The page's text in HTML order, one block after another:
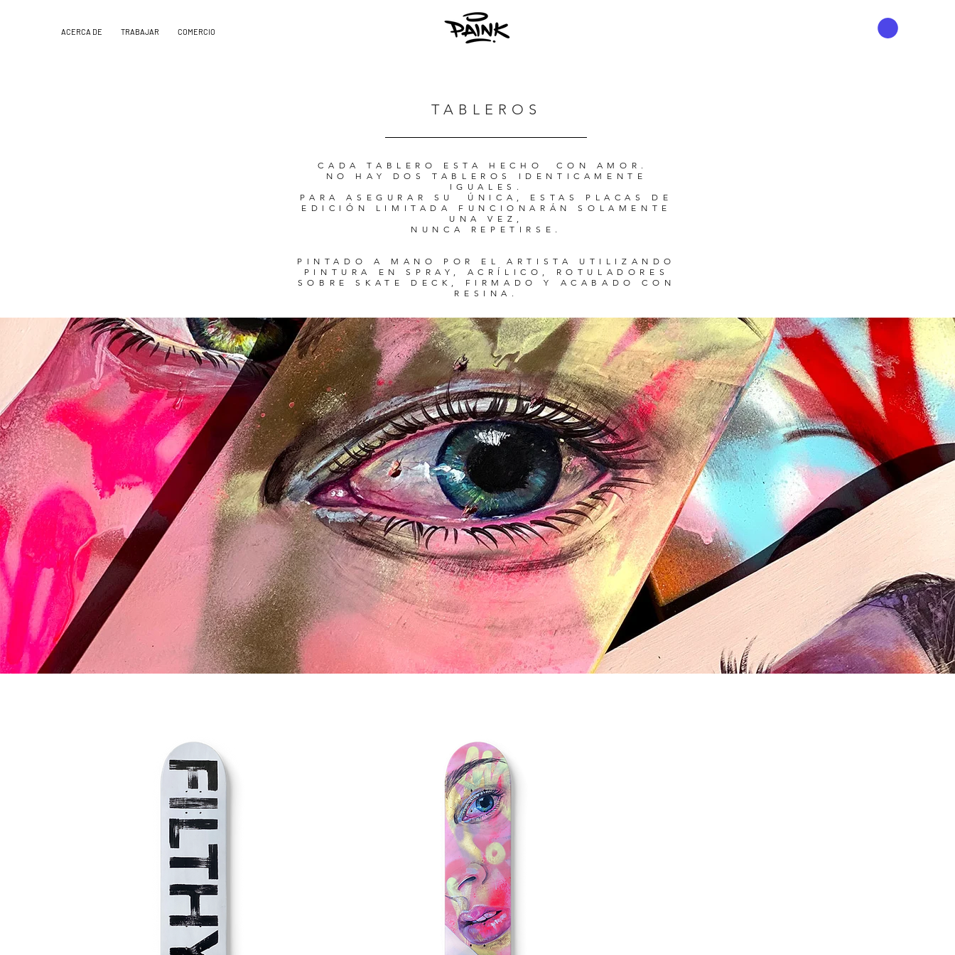
ACERCA DE TRABAJAR COMERCIO
TABLEROS
CADA TABLERO ESTA HECHO CON AMOR.
NO HAY DOS TABLEROS IDENTICAMENTE
IGUALES.
PARA ASEGURAR SU ÚNICA, ESTAS PLACAS DE
EDICIÓN LIMITADA FUNCIONARÁN SOLAMENTE
UNA VEZ,
NUNCA REPETIRSE.
PINTADO A MANO POR EL ARTISTA UTILIZANDO
PINTURA EN SPRAY, ACRÍLICO, ROTULADORES
SOBRE SKATE DECK, FIRMADO Y ACABADO CON
RESINA.